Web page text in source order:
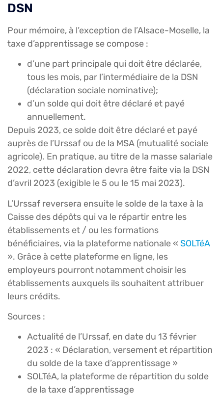
DSN
Pour mémoire, à l’exception de l’Alsace-Moselle, la
taxe d’apprentissage se compose :
d’une part principale qui doit être déclarée,
tous les mois, par l’intermédiaire de la DSN
(déclaration sociale nominative);
d’un solde qui doit être déclaré et payé
annuellement.
Depuis 2023, ce solde doit être déclaré et payé
auprès de l’Urssaf ou de la MSA (mutualité sociale
agricole). En pratique, au titre de la masse salariale
2022, cette déclaration devra être faite via la DSN
d’avril 2023 (exigible le 5 ou le 15 mai 2023).
L’Urssaf reversera ensuite le solde de la taxe à la
Caisse des dépôts qui va le répartir entre les
établissements et / ou les formations
bénéficiaires, via la plateforme nationale « SOLTéA
». Grâce à cette plateforme en ligne, les
employeurs pourront notamment choisir les
établissements auxquels ils souhaitent attribuer
leurs crédits.
Sources :
Actualité de l’Urssaf, en date du 13 février
2023 : « Déclaration, versement et répartition
du solde de la taxe d’apprentissage »
SOLTéA, la plateforme de répartition du solde
de la taxe d’apprentissage